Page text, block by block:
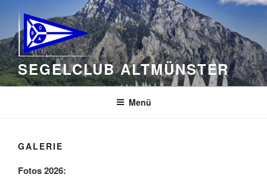
Inhalt
springen
SEGELCLUB ALTMÜNSTER
Menü
GALERIE
Fotos 2026: